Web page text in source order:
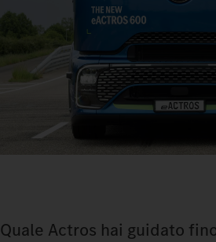
Quale Actros hai guidato